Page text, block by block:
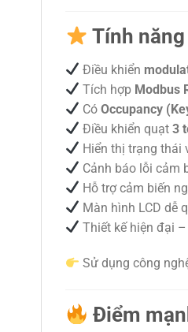
Tính
Điều khiển
Tích hợp Modbus
CóOccupancy
Điều khiển quạt3
Hiển thị trạng thái
Cảnh báo lỗi cảm
Hỗ trợ cảm biến
Màn hình LCD dễ
Thiết kế hiện đại
Sử dụng công
Điểm